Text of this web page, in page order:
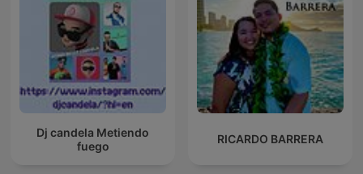
Dj candela Metiendo
fuego
RICARDO BARRERA